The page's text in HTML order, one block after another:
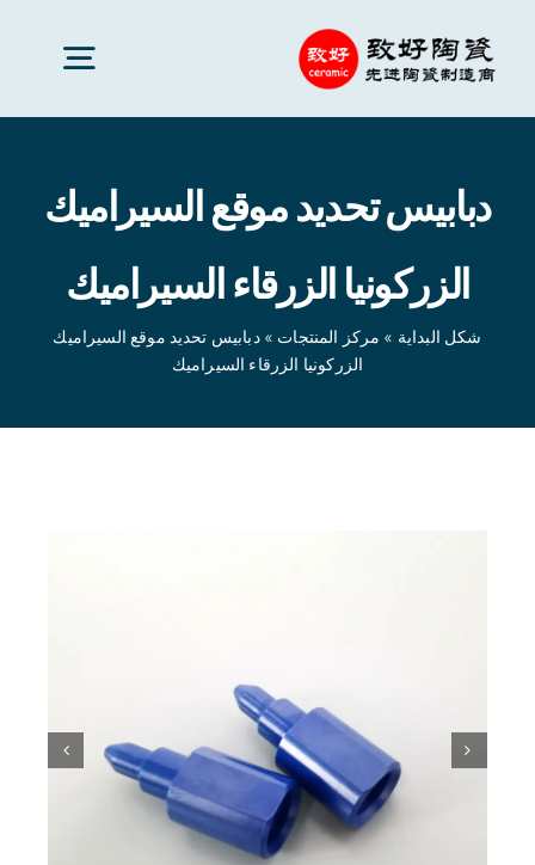
خدمات
تطبيقات السيراميك
دبابيس تحديد موقع السيراميك
الزركونيا الزرقاء السيراميك
شكل البداية » مركز المنتجات »دبابيس تحديد موقع السيراميك
الزركونيا الزرقاء السيراميك